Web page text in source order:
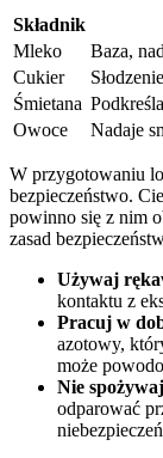
Składnik
Mleko
Baza,⁤
Cukier
Śmietana
Owoce
Nadaje
W przygotowaniu
bezpieczeństwo.
powinno się z nim‍
⁣zasad
Używaj
kontaktu z
Pracuj w
azotowy,
może
Nie
odparować